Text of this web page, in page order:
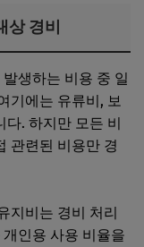
상 경비
생하는 비용 중 일
기에는 유류비, 보
다. 하지만 모든 비
관련된 비용만 경
지비는 경비 처리
인용 사용 비율을